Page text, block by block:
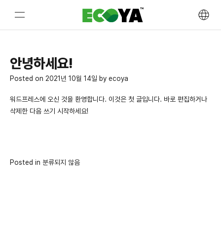
content
안녕하세요!
Posted on 2021년 10월 14일 by ecoya
워드프레스에 오신 것을 환영합니다. 이것은 첫 글입니다. 바로 편집하거나
삭제한 다음 쓰기 시작하세요!
Posted in 분류되지 않음